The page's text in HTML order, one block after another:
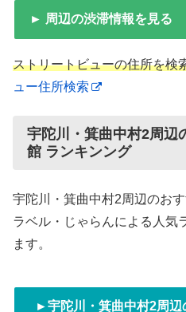
► 周辺の渋滞情報を見る
ストリートビューの住所を検
ュー住所検索
宇陀川・箕曲中村2周辺
館 ランキンング
宇陀川・箕曲中村2周辺のお
ラベル・じゃらんによる人気
ます。
►宇陀川・箕曲中村2周辺